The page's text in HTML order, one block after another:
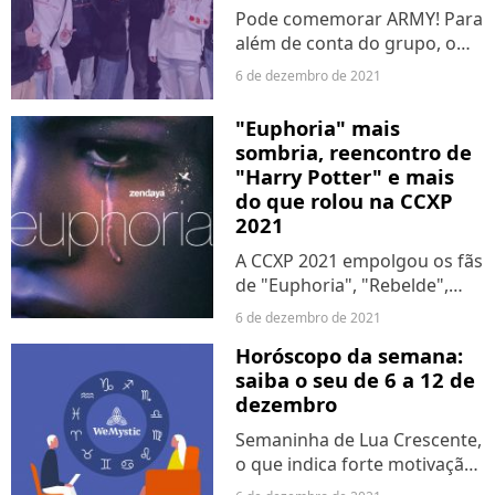
Pode comemorar ARMY! Para
além de conta do grupo, o
BTS também tem Instagram
feira (6), os fãs foram
surpreendidos com sete
novos perfis no IG, um para
cada...
6 de dezembro de 2021
"Euphoria" mais
sombria, reencontro de
"Harry Potter" e mais
do que rolou na CCXP
2021
A CCXP 2021 empolgou os fãs
de "Euphoria", "Rebelde",
"The Boys" e outras séries de
streamings. Além das
atrações, o evento também
reuniu detalhes de filmes,
como...
6 de dezembro de 2021
Horóscopo da semana:
saiba o seu de 6 a 12 de
dezembro
Semaninha de Lua Crescente,
o que indica forte motivação
e capacidade de motivação.